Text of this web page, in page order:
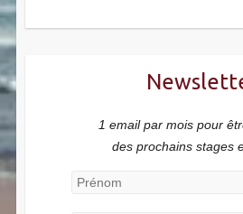
1 email par mois pour
des prochains stages